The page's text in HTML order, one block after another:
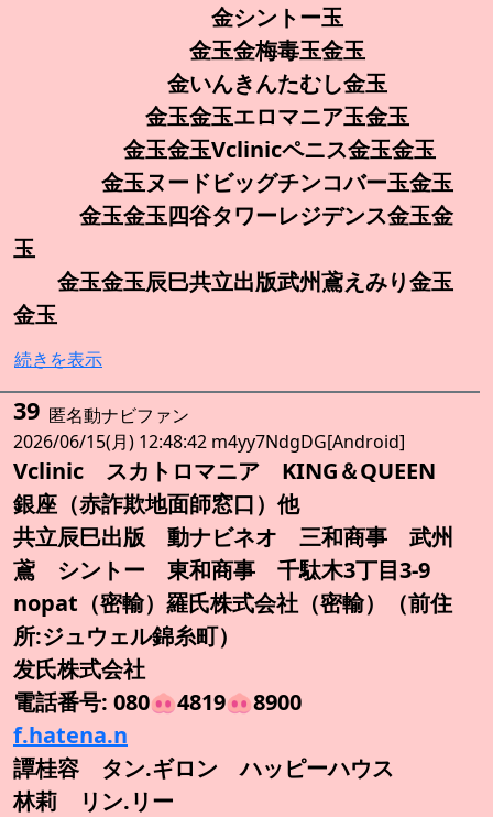
金シントー玉
金玉金梅毒玉金玉
金いんきんたむし金玉
金玉金玉エロマニア玉金玉
金玉金玉Vclinicペニス金玉金玉
金玉ヌードビッグチンコバー玉金玉
金玉金玉四谷タワーレジデンス金玉金
玉
金玉金玉辰巳共立出版武州鳶えみり金玉
金玉
続きを表示
39 匿名動ナビファン
2026/06/15(月) 12:48:42 m4yy7NdgDG[Android]
Vclinic スカトロマニア KING＆QUEEN
銀座（赤詐欺地面師窓口）他
共立辰巳出版 動ナビネオ 三和商事 武州
鳶 シントー 東和商事 千駄木3丁目3-9
nopat（密輸）羅氏株式会社（密輸）（前住
所:ジュウェル錦糸町）
发氏株式会社
電話番号: 080🐽4819🐽8900
f.hatena.n
譚桂容 タン.ギロン ハッピーハウス
林莉 リン.リー